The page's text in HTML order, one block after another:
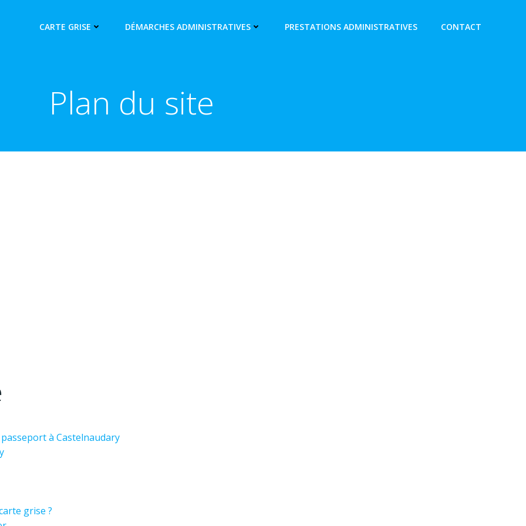
CARTE GRISE DÉMARCHES ADMINISTRATIVES PRESTATIONS ADMINISTRATIVES CONTACT
Plan du site
à Castelnaudary
grise ?